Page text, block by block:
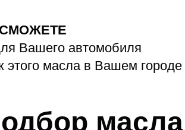
Вашего автомобиля
этого масла в Вашем городе